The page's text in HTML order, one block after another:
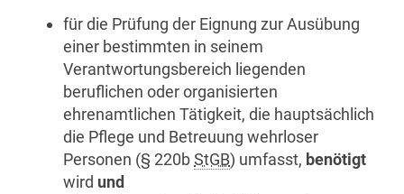
für die Prüfung der Eignung zur Ausübung
einer bestimmten in seinem
Verantwortungsbereich liegenden
beruflichen oder organisierten
ehrenamtlichen Tätigkeit, die hauptsächlich
die Pflege und Betreuung wehrloser
Personen (§ 220bStGB) umfasst, benötigt
wird und